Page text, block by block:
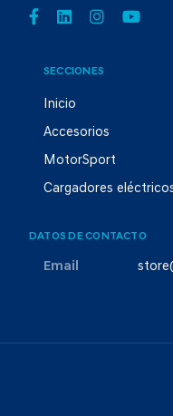
SECCIONES
Inicio
Accesorios
MotorSport
Cargadores
DATOS DE CONTACTO
Email